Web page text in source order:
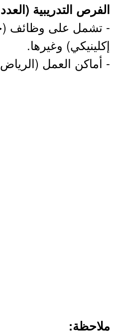
الفرص التدريبية (العدد 29 وظيفة):
- تشمل على وظائف
إكلينيكي) وغيرها.
- أماكن العمل
ملاحظة: